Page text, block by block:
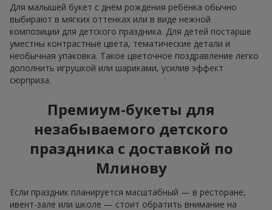
Для малышей букет с днём рождения ребёнка обычно
выбирают в мягких оттенках или в виде нежной
композиции для детского праздника. Для детей постарше
уместны контрастные цвета, тематические детали и
необычная упаковка. Такое цветочное поздравление легко
дополнить игрушкой или шариками, усилив эффект
сюрприза.
Премиум-букеты для
незабываемого детского
праздника с доставкой по
Млинову
Если праздник планируется масштабный — в ресторане,
ивент-зале или школе — стоит обратить внимание на